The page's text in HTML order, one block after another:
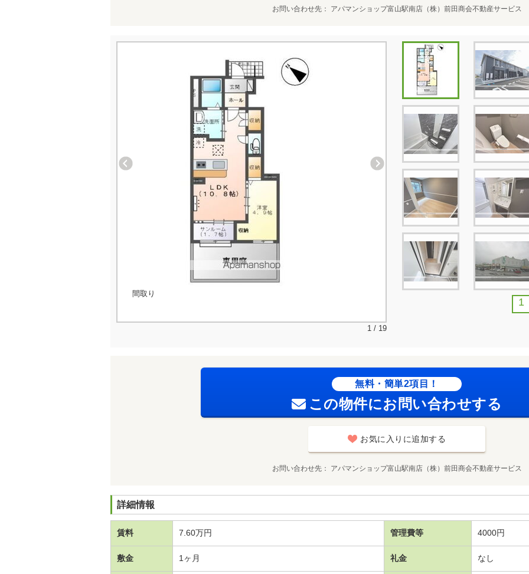
お問い合わせ先 アパマンショップ富山駅南店（株）前田商会不動産サービス
間取り
1 / 19
1
無料・簡単2項目！
この物件にお問い合わせする
お気に入りに追加する
お問い合わせ先 アパマンショップ富山駅南店（株）前田商会不動産サービス
詳細情報
賃料 7.60万円 管理費等 4000円
敷金 1ヶ月 礼金 なし